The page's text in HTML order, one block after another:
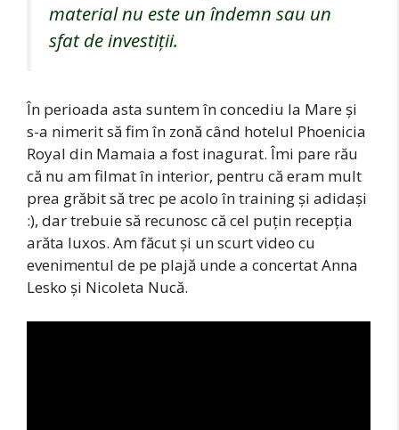
material nu este un îndemn sau un
sfat de investiții.
În perioada asta suntem în concediu la Mare și
s-a nimerit să fim în zonă când hotelul Phoenicia
Royal din Mamaia a fost inagurat. Îmi pare rău
că nu am filmat în interior, pentru că eram mult
prea grăbit să trec pe acolo în training și adidași
:), dar trebuie să recunosc că cel puțin recepția
arăta luxos. Am făcut și un scurt video cu
evenimentul de pe plajă unde a concertat Anna
Lesko și Nicoleta Nucă.